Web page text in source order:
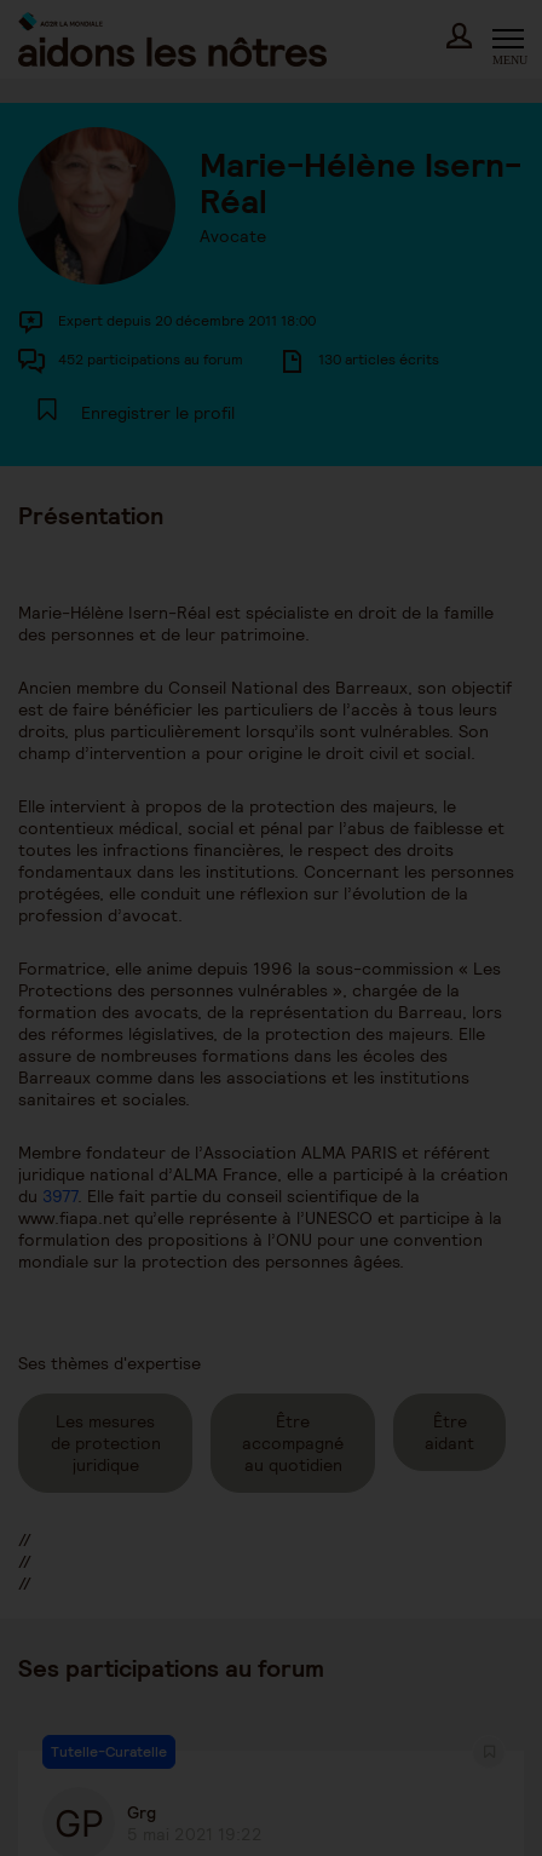
Skip
content
MENU
Marie-Hélène Isern-
Réal
Avocate
Expert depuis 20 décembre 2011 18:00
452 participations au forum 130 articles écrits
Enregistrer le profil
Présentation
Marie-Hélène Isern-Réal est spécialiste en droit de la famille
des personnes et de leur patrimoine.
Ancien membre du Conseil National des Barreaux, son objectif
est de faire bénéficier les particuliers de l’accès à tous leurs
droits, plus particulièrement lorsqu’ils sont vulnérables. Son
champ d’intervention a pour origine le droit civil et social.
Elle intervient à propos de la protection des majeurs, le
contentieux médical, social et pénal par l’abus de faiblesse et
toutes les infractions financières, le respect des droits
fondamentaux dans les institutions. Concernant les personnes
protégées, elle conduit une réflexion sur l’évolution de la
profession d’avocat.
Formatrice, elle anime depuis 1996 la sous-commission « Les
Protections des personnes vulnérables », chargée de la
formation des avocats, de la représentation du Barreau, lors
des réformes législatives, de la protection des majeurs. Elle
assure de nombreuses formations dans les écoles des
Barreaux comme dans les associations et les institutions
sanitaires et sociales.
Membre fondateur de l’Association ALMA PARIS et référent
juridique national d’ALMA France, elle a participé à la création
du 3977. Elle fait partie du conseil scientifique de la
www.fiapa.net qu’elle représente à l’UNESCO et participe à la
formulation des propositions à l’ONU pour une convention
mondiale sur la protection des personnes âgées.
Ses thèmes d'expertise
Les mesures
de protection
juridique
Être
accompagné
au quotidien
Être
aidant
//
//
//
Ses participations au forum
Tutelle-Curatelle
Grg